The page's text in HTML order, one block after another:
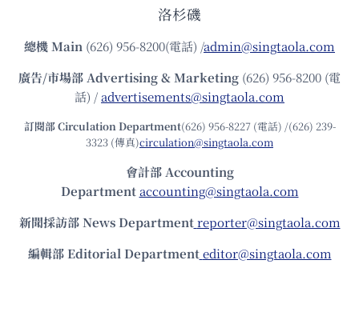
洛杉磯
總機Main (626) 956-8200(電話) /admin@singtaola.com
廣告/市場部Advertising & Marketing (626) 956-8200 (電
話) /advertisements@singtaola.com
訂閱部 Circulation Department(626) 956-8227 (電話) /(626) 239-
3323 (傳真)circulation@singtaola.com
會計部 Accounting
Department accounting@singtaola.com
新聞採訪部 News Department reporter@singtaola.com
編輯部 Editorial Department editor@singtaola.com